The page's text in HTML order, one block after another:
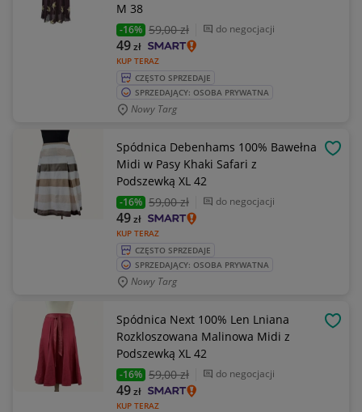
M 38
-16% 59,00 zł do negocjacji
KUP TERAZ
49zł
CZĘSTO SPRZEDAJE
SPRZEDAJĄCY: OSOBA PRYWATNA
Nowy Targ
Spódnica Debenhams 100% Bawełna
Midi w Pasy Khaki Safari z
Podszewką XL 42
-16% 59,00 zł do negocjacji
KUP TERAZ
49zł
CZĘSTO SPRZEDAJE
SPRZEDAJĄCY: OSOBA PRYWATNA
Nowy Targ
Spódnica Next 100% Len Lniana
Rozkloszowana Malinowa Midi z
Podszewką XL 42
-16% 59,00 zł do negocjacji
KUP TERAZ
49zł